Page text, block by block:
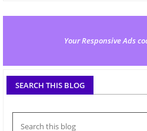
Your Responsive Ads
SEARCH THIS BLOG